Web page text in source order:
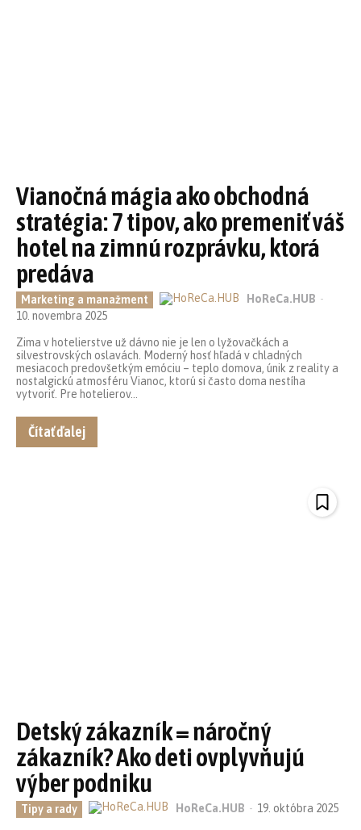
Vianočná mágia ako obchodná
stratégia: 7 tipov, ako premeniť váš
hotel na zimnú rozprávku, ktorá
predáva
Marketing a manažment HoReCa.HUB -
10. novembra 2025
Zima v hotelierstve už dávno nie je len o lyžovačkách a
silvestrovských oslavách. Moderný hosť hľadá v chladných
mesiacoch predovšetkým emóciu – teplo domova, únik z reality a
nostalgickú atmosféru Vianoc, ktorú si často doma nestíha
vytvoriť. Pre hotelierov...
Čítať ďalej
Detský zákazník = náročný
zákazník? Ako deti ovplyvňujú
výber podniku
Tipy a rady HoReCa.HUB - 19. októbra 2025